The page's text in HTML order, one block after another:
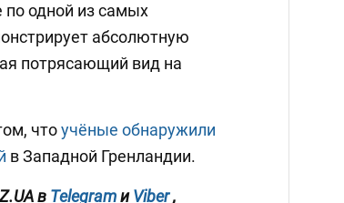
по одной из самых
абсолютную
потрясающий вид на
чтоучёные обнаружили
в Западной Гренландии.
в Telegramи Viber,